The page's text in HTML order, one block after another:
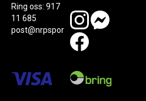
Ring oss: 917
11 685
post@nrpsport.no